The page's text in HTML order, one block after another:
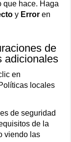
que hace. Haga
y Error en
de
adicionales
en
locales
de seguridad
de la
viendo las